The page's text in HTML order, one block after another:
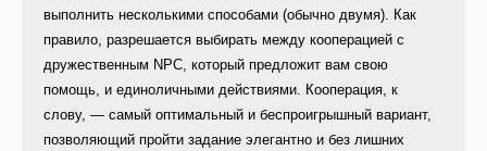
выполнить несколькими способами (обычно двумя). Как
правило, разрешается выбирать между кооперацией с
дружественным NPC, который предложит вам свою
помощь, и единоличными действиями. Кооперация, к
слову, — самый оптимальный и беспроигрышный вариант,
позволяющий пройти задание элегантно и без лишних